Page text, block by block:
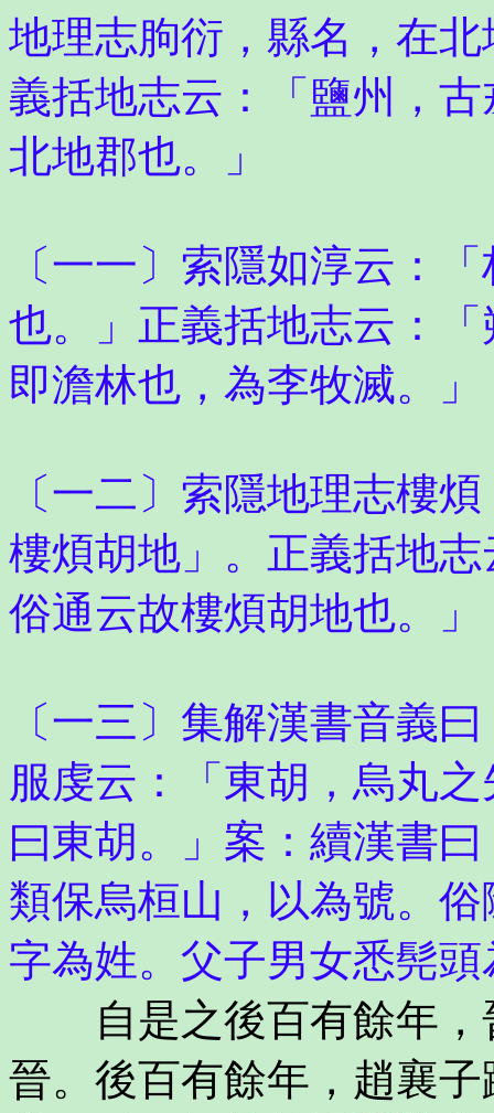
地理志朐衍，縣名，在
義括地志云：「鹽州，
北地郡也。」
〔一一〕索隱如淳云：
也。」正義括地志云：
即澹林也，為李牧滅。」
〔一二〕索隱地理志樓
樓煩胡地」。正義括地
俗通云故樓煩胡地也。」
〔一三〕集解漢書音義
服虔云：「東胡，烏丸
曰東胡。」案：續漢書
類保烏桓山，以為號。
字為姓。父子男女悉髡
自是之後百有餘年，
晉。後百有餘年，趙襄